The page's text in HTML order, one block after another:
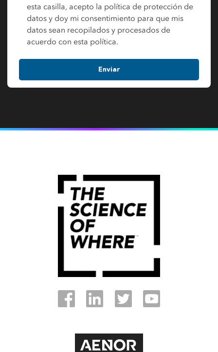
esta casilla, acepto la política de protección de
datos y doy mi consentimiento para que mis
datos sean recopilados y procesados de
acuerdo con esta política.